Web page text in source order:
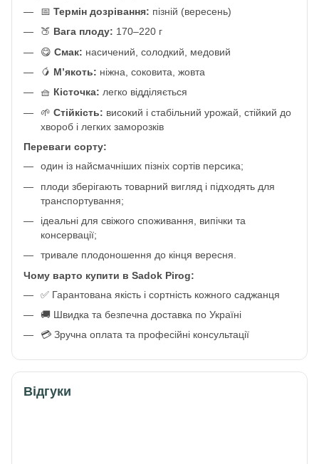
📅 Термін дозрівання: пізній (вересень)
🍑 Вага плоду: 170–220 г
😋 Смак: насичений, солодкий, медовий
🥭 М’якоть: ніжна, соковита, жовта
🧺 Кісточка: легко відділяється
🌱 Стійкість: високий і стабільний урожай, стійкий до
хвороб і легких заморозків
Переваги сорту:
один із найсмачніших пізніх сортів персика;
плоди зберігають товарний вигляд і підходять для
транспортування;
ідеальні для свіжого споживання, випічки та
консервації;
тривале плодоношення до кінця вересня.
Чому варто купити в Sadok Pirog:
✅ Гарантована якість і сортність кожного саджанця
🚚 Швидка та безпечна доставка по Україні
💳 Зручна оплата та професійні консультації
Відгуки